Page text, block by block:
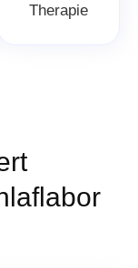
Therapie